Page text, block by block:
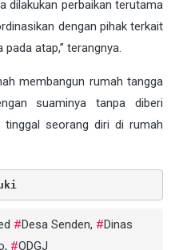
dilakukan perbaikan terutama
dengan pihak terkait
atap,” terangnya.
membangun rumah tangga
suaminya tanpa diberi
tinggal seorang diri di rumah
Desa Senden,
Dinas
, ODGJ